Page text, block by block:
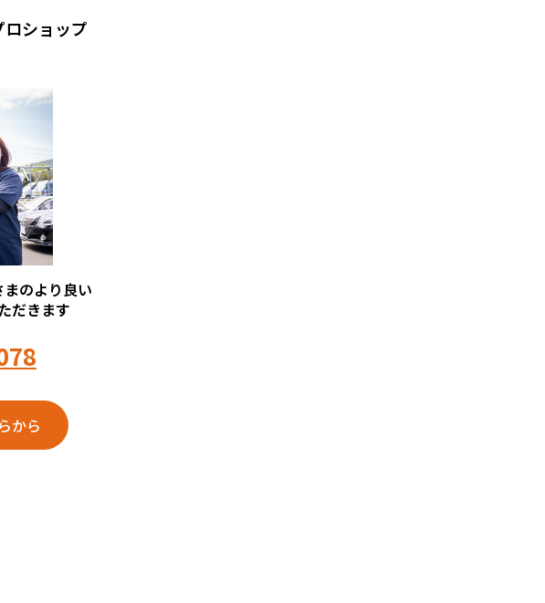
ショップ
のより良い
だきます
から